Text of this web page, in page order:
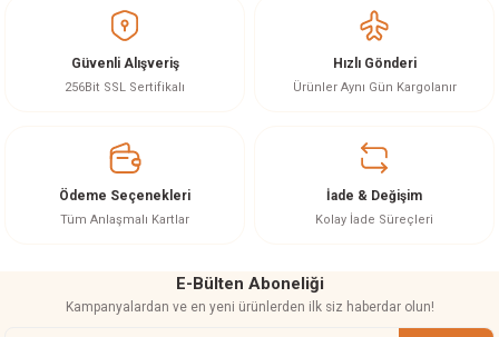
Görüş ve önerileriniz için teşekkür ederiz.
Ürün resmi kalitesiz, bozuk veya görüntülenemiyor.
Ürün bilgilerinde hatalar bulunuyor.
Bu ürüne benzer farklı alternatifler olmalı.
Güvenli Alışveriş
256Bit SSL Sertifikalı
Hızlı Gönderi
Ürünler Aynı Gün Kargolanır
Ödeme Seçenekleri
Tüm Anlaşmalı Kartlar
İade & Değişim
Kolay İade Süreçleri
E-Bülten Aboneliği
Kampanyalardan ve en yeni ürünlerden ilk siz haberdar olun!